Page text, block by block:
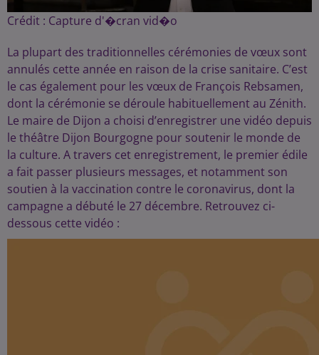
Crédit : Capture d'�cran vid�o
La plupart des traditionnelles cérémonies de vœux sont
annulés cette année en raison de la crise sanitaire. C’est
le cas également pour les vœux de François Rebsamen,
dont la cérémonie se déroule habituellement au Zénith.
Le maire de Dijon a choisi d’enregistrer une vidéo depuis
le théâtre Dijon Bourgogne pour soutenir le monde de
la culture. A travers cet enregistrement, le premier édile
a fait passer plusieurs messages, et notamment son
soutien à la vaccination contre le coronavirus, dont la
campagne a débuté le 27 décembre. Retrouvez ci-
dessous cette vidéo :